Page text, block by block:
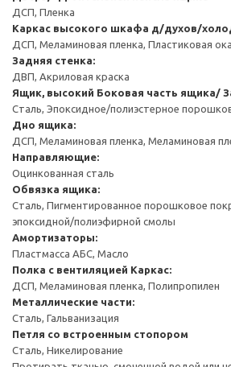
ДСП, Пленка
Каркас высокого шкафа д/духов/
ДСП, Меламиновая пленка, Пластиковая
Задняя стенка:
ДВП, Акриловая краска
Ящик, высокий Боковая часть ящика/
Сталь, Эпоксидное/полиэстерное
Дно ящика:
ДСП, Меламиновая пленка, Меламиновая
Направляющие:
Оцинкованная сталь
Обвязка ящика:
Сталь, Пигментированное порошковое
эпоксидной/полиэфирной смолы
Амортизаторы:
Пластмасса АБС, Масло
Полка с вентиляцией Каркас:
ДСП, Меламиновая пленка, Полипропилен
Металлические части:
Сталь, Гальванизация
Петля со встроенным стопором
Сталь, Никелирование